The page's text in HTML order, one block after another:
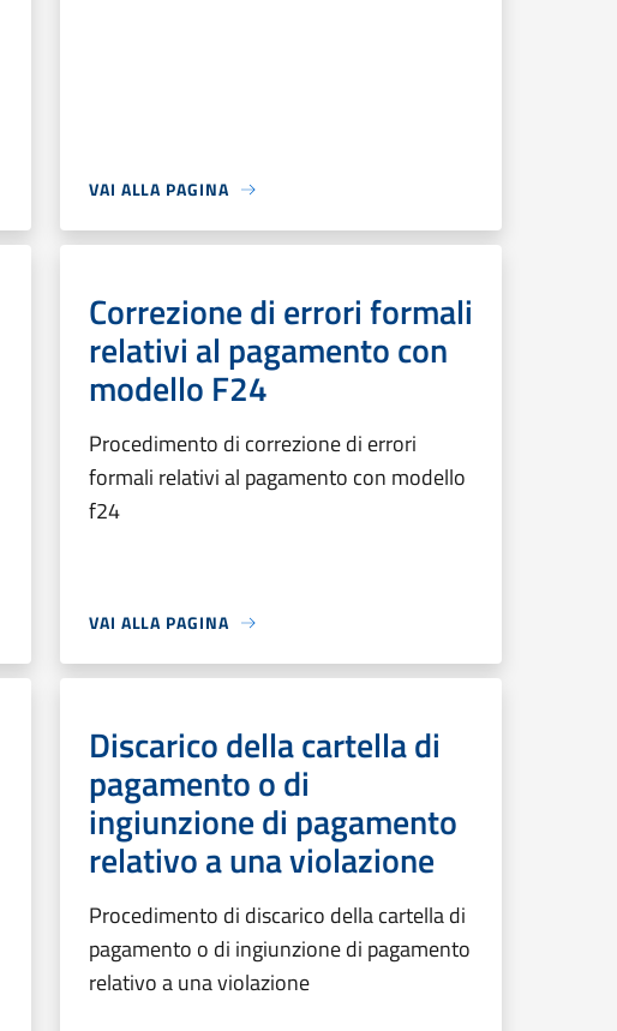
VAI ALLA PAGINA
Correzione di errori formali
relativi al pagamento con
modello F24
Procedimento di correzione di errori
formali relativi al pagamento con modello
f24
VAI ALLA PAGINA
Discarico della cartella di
pagamento o di
ingiunzione di pagamento
relativo a una violazione
Procedimento di discarico della cartella di
pagamento o di ingiunzione di pagamento
relativo a una violazione